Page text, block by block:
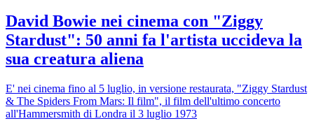
David Bowie nei cinema con "Ziggy
Stardust": 50 anni fa l'artista uccideva la
sua creatura aliena
E' nei cinema fino al 5 luglio, in versione restaurata, "Ziggy Stardust
& The Spiders From Mars: Il film", il film dell'ultimo concerto
all'Hammersmith di Londra il 3 luglio 1973